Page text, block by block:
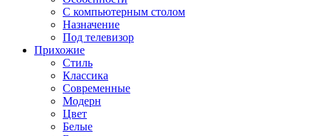
С компьютерным столом
Назначение
Под телевизор
Прихожие
Стиль
Классика
Современные
Модерн
Цвет
Белые